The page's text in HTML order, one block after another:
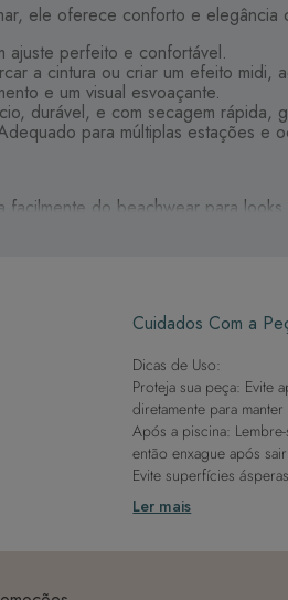
ele oferece conforto e elegância
ajuste perfeito e confortável.
a cintura ou criar um efeito midi,
e um visual esvoaçante.
durável, e com secagem rápida,
para múltiplas estações e
facilmente do beachwear para
Cuidados Com a
Dicas de Uso:
Proteja sua peça: Evite
diretamente para
Após a piscina:
então enxague após
Evite superfícies
contato com superfícies
Ler mais